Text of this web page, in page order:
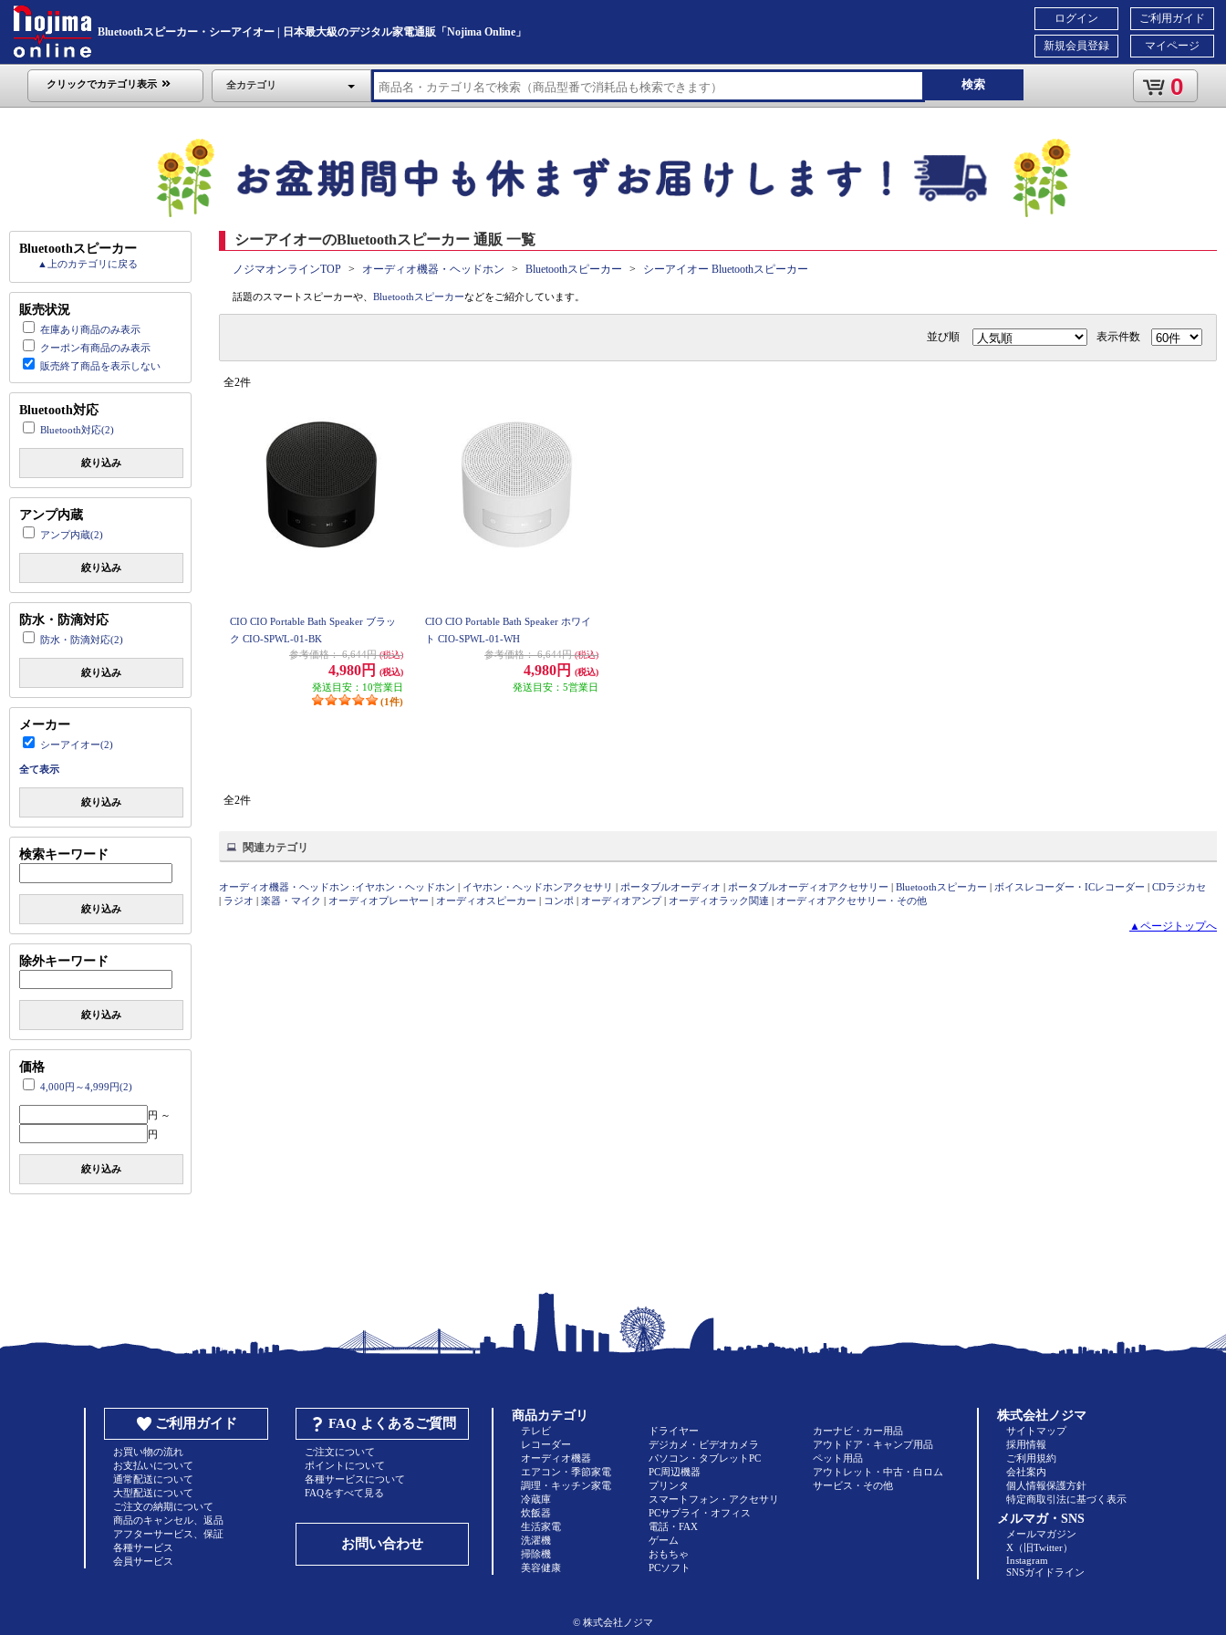
Bluetoothスピーカー・シーアイオー | 日本最大級のデジタル家電通販「Nojima Online」
ご利用ガイド
マイページ
ログイン
新規会員登録
クリックでカテゴリ表示 全カテゴリ 検索 0
Bluetoothスピーカー
▲上のカテゴリに戻る
販売状況
在庫あり商品のみ表示
クーポン有商品のみ表示
販売終了商品を表示しない
Bluetooth対応
Bluetooth対応(2)
絞り込み
アンプ内蔵
アンプ内蔵(2)
絞り込み
防水・防滴対応
防水・防滴対応(2)
絞り込み
メーカー
シーアイオー(2)
全て表示
絞り込み
検索キーワード
絞り込み
除外キーワード
絞り込み
価格
4,000円～4,999円(2)
円 ～
円
絞り込み
シーアイオーのBluetoothスピーカー 通販 一覧
ノジマオンラインTOP オーディオ機器・ヘッドホン Bluetoothスピーカー シーアイオー Bluetoothスピーカー
話題のスマートスピーカーや、 Bluetoothスピーカーなどをご紹介しています。
並び順 表示件数
全2件
CIO CIO Portable Bath Speaker ブラッ
ク CIO-SPWL-01-BK
参考価格： 6,644円(税込)
4,980円 (税込)
発送目安：10営業日
(1件)
CIO CIO Portable Bath Speaker ホワイ
ト CIO-SPWL-01-WH
参考価格： 6,644円(税込)
4,980円 (税込)
発送目安：5営業日
全2件
関連カテゴリ
オーディオ機器・ヘッドホン :イヤホン・ヘッドホン | イヤホン・ヘッドホンアクセサリ | ポータブルオーディオ | ポータブルオーディオアクセサリー | Bluetoothスピーカー | ボイスレコーダー・ICレコーダー | CDラジカセ
| ラジオ | 楽器・マイク | オーディオプレーヤー | オーディオスピーカー | コンポ | オーディオアンプ| オーディオラック関連 | オーディオアクセサリー・その他
▲ページトップへ
ご利用ガイド
お買い物の流れ
お支払いについて
通常配送について
大型配送について
ご注文の納期について
商品のキャンセル、返品
アフターサービス、保証
各種サービス
会員サービス
FAQ よくあるご質問
ご注文について
ポイントについて
各種サービスについて
FAQをすべて見る
お問い合わせ
商品カテゴリ
テレビ
レコーダー
オーディオ機器
エアコン・季節家電
調理・キッチン家電
冷蔵庫
炊飯器
生活家電
洗濯機
掃除機
美容健康
ドライヤー
デジカメ・ビデオカメラ
パソコン・タブレットPC
PC周辺機器
プリンタ
スマートフォン・アクセサリ
PCサプライ・オフィス
電話・FAX
ゲーム
おもちゃ
PCソフト
カーナビ・カー用品
アウトドア・キャンプ用品
ペット用品
アウトレット・中古・白ロム
サービス・その他
株式会社ノジマ
サイトマップ
採用情報
ご利用規約
会社案内
個人情報保護方針
特定商取引法に基づく表示
メルマガ・SNS
メールマガジン
X（旧Twitter）
Instagram
SNSガイドライン
© 株式会社ノジマ